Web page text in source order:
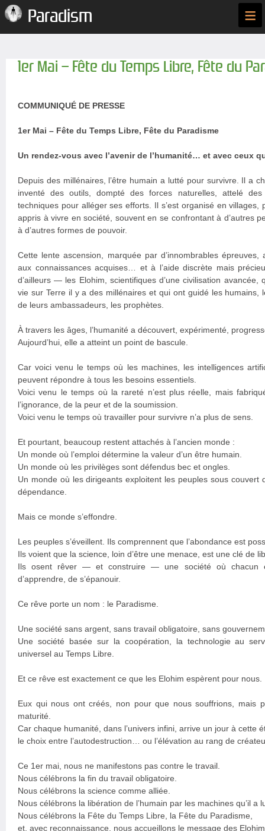
Paradism ≡
1er Mai – Fête du Temps Libre, Fête du
COMMUNIQUÉ DE PRESSE
1er Mai – Fête du Temps Libre, Fête du Paradisme
Un rendez-vous avec l’avenir de l’humanité… et avec ceux
Depuis des millénaires, l’être humain a lutté pour survivre. Il a
inventé des outils, dompté des forces naturelles, attelé des
techniques pour alléger ses efforts. Il s’est organisé en villages,
appris à vivre en société, souvent en se confrontant à d’autres
à d’autres formes de pouvoir.
Cette lente ascension, marquée par d’innombrables
aux connaissances acquises… et à l’aide discrète mais
d’ailleurs — les Elohim, scientifiques d’une civilisation avancée,
vie sur Terre il y a des millénaires et qui ont guidé les humains,
de leurs ambassadeurs, les prophètes.
À travers les âges, l’humanité a découvert, expérimenté,
Aujourd’hui, elle a atteint un point de bascule.
Car voici venu le temps où les machines, les intelligences
peuvent répondre à tous les besoins essentiels.
Voici venu le temps où la rareté n’est plus réelle, mais
l’ignorance, de la peur et de la soumission.
Voici venu le temps où travailler pour survivre n’a plus de sens.
Et pourtant, beaucoup restent attachés à l’ancien monde :
Un monde où l’emploi détermine la valeur d’un être humain.
Un monde où les privilèges sont défendus bec et ongles.
Un monde où les dirigeants exploitent les peuples sous couvert
dépendance.
Mais ce monde s’effondre.
Les peuples s’éveillent. Ils comprennent que l’abondance est
Ils voient que la science, loin d’être une menace, est une clé de
Ils osent rêver — et construire — une société où chacun
d’apprendre, de s’épanouir.
Ce rêve porte un nom : le Paradisme.
Une société sans argent, sans travail obligatoire, sans
Une société basée sur la coopération, la technologie au
universel au Temps Libre.
Et ce rêve est exactement ce que les Elohim espèrent pour nous.
Eux qui nous ont créés, non pour que nous souffrions, mais
maturité.
Car chaque humanité, dans l’univers infini, arrive un jour à cette
le choix entre l’autodestruction… ou l’élévation au rang de
Ce 1er mai, nous ne manifestons pas contre le travail.
Nous célébrons la fin du travail obligatoire.
Nous célébrons la science comme alliée.
Nous célébrons la libération de l’humain par les machines qu’il a
Nous célébrons la Fête du Temps Libre, la Fête du Paradisme,
et, avec reconnaissance, nous accueillons le message des